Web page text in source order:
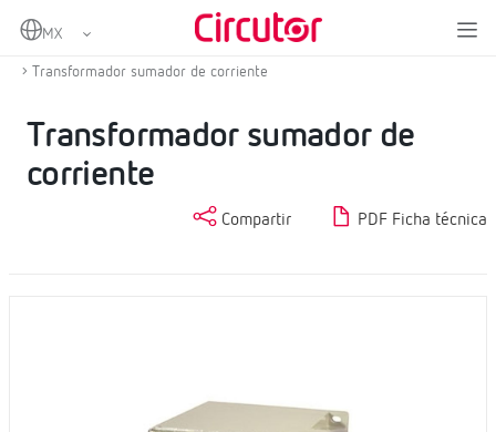
Home
Transformadores de corriente y shunts
Transformador sumador de corriente
Transformador sumador de
corriente
Compartir PDF Ficha técnica